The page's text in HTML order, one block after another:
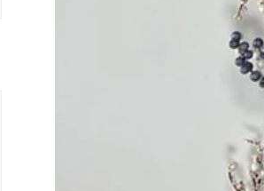
dennoch nach praktischen Lösungen für die
Außenpräsentation. Von Vintage-
Weihnachtsmännern aus Blasform bis hin zu
aufblasbaren Displays bedient jeder Stil ein
anderes Kundensegment. Die Wahl der
richtigen Weihnachtsdekoration kann sich